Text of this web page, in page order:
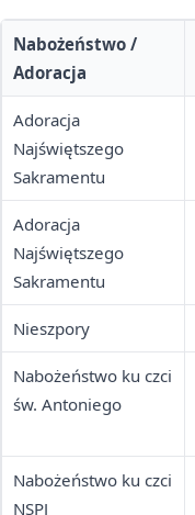
Nabożeństwo /
Adoracja
Adoracja
Najświętszego
Sakramentu
Adoracja
Najświętszego
Sakramentu
Nieszpory
Nabożeństwo ku czci
św. Antoniego
Nabożeństwo ku czci
NSPJ